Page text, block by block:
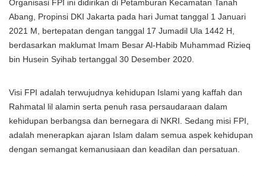
Organisasi FPI ini didirikan di Petamburan Kecamatan Tanah
Abang, Propinsi DKI Jakarta pada hari Jumat tanggal 1 Januari
2021 M, bertepatan dengan tanggal 17 Jumadil Ula 1442 H,
berdasarkan maklumat Imam Besar Al-Habib Muhammad Rizieq
bin Husein Syihab tertanggal 30 Desember 2020.
Visi FPI adalah terwujudnya kehidupan Islami yang kaffah dan
Rahmatal lil alamin serta penuh rasa persaudaraan dalam
kehidupan berbangsa dan bernegara di NKRI. Sedang misi FPI,
adalah menerapkan ajaran Islam dalam semua aspek kehidupan
dengan semangat kemanusiaan dan keadilan dan persatuan.